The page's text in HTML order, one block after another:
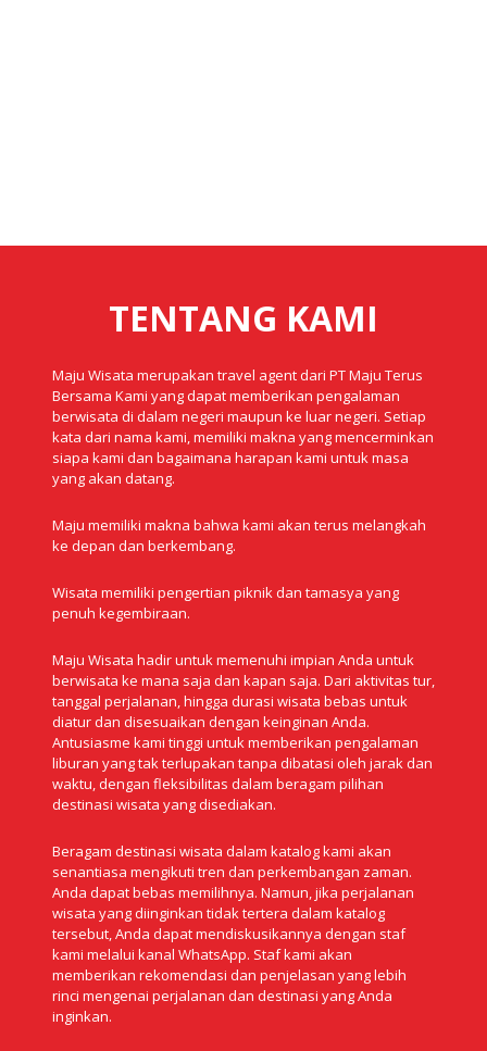
TENTANG KAMI
Maju Wisata merupakan travel agent dari PT Maju Terus
Bersama Kami yang dapat memberikan pengalaman
berwisata di dalam negeri maupun ke luar negeri. Setiap
kata dari nama kami, memiliki makna yang mencerminkan
siapa kami dan bagaimana harapan kami untuk masa
yang akan datang.
Maju memiliki makna bahwa kami akan terus melangkah
ke depan dan berkembang.
Wisata memiliki pengertian piknik dan tamasya yang
penuh kegembiraan.
Maju Wisata hadir untuk memenuhi impian Anda untuk
berwisata ke mana saja dan kapan saja. Dari aktivitas tur,
tanggal perjalanan, hingga durasi wisata bebas untuk
diatur dan disesuaikan dengan keinginan Anda.
Antusiasme kami tinggi untuk memberikan pengalaman
liburan yang tak terlupakan tanpa dibatasi oleh jarak dan
waktu, dengan fleksibilitas dalam beragam pilihan
destinasi wisata yang disediakan.
Beragam destinasi wisata dalam katalog kami akan
senantiasa mengikuti tren dan perkembangan zaman.
Anda dapat bebas memilihnya. Namun, jika perjalanan
wisata yang diinginkan tidak tertera dalam katalog
tersebut, Anda dapat mendiskusikannya dengan staf
kami melalui kanal WhatsApp. Staf kami akan
memberikan rekomendasi dan penjelasan yang lebih
rinci mengenai perjalanan dan destinasi yang Anda
inginkan.